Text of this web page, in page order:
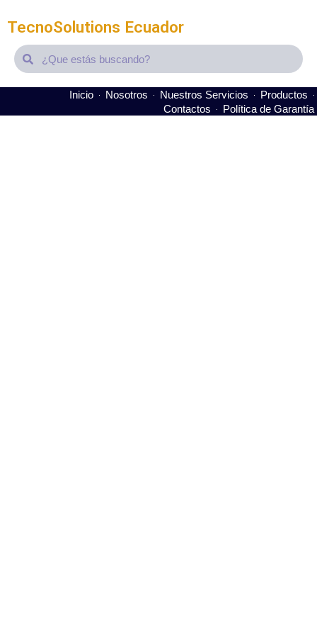
TecnoSolutions Ecuador
SearchSearch
Inicio Nosotros Nuestros Servicios
Productos
Contactos
Política de Garantía